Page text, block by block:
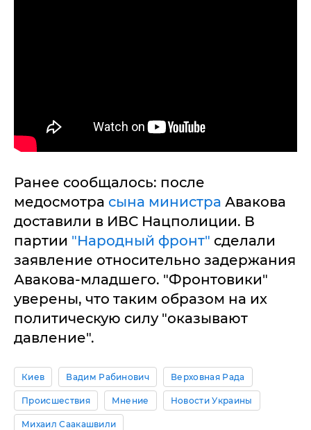
Ранее сообщалось: после
медосмотра сына министра Авакова
доставили в ИВС Нацполиции. В
партии "Народный фронт" сделали
заявление относительно задержания
Авакова-младшего. "Фронтовики"
уверены, что таким образом на их
политическую силу "оказывают
давление".
Киев Вадим Рабинович Верховная Рада
Происшествия Мнение Новости Украины
Михаил Саакашвили